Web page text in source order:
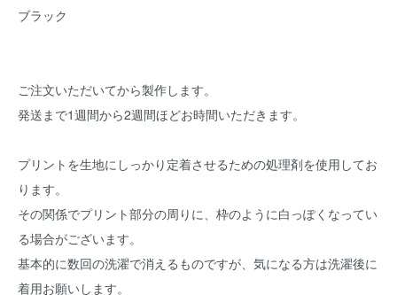
ブラック
ご注文いただいてから製作します。
発送まで1週間から2週間ほどお時間いただきます。
プリントを生地にしっかり定着させるための処理剤を使用してお
ります。
その関係でプリント部分の周りに、枠のように白っぽくなってい
る場合がございます。
基本的に数回の洗濯で消えるものですが、気になる方は洗濯後に
着用お願いします。